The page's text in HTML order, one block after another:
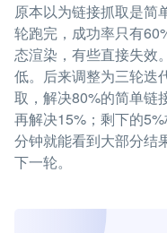
原本以为链接抓取是简
轮跑完，成功率只有
态渲染，有些直接失效
低。后来调整为三轮迭
取，解决80%的简单链
再解决15%；剩下的
分钟就能看到大部分结
下一轮。